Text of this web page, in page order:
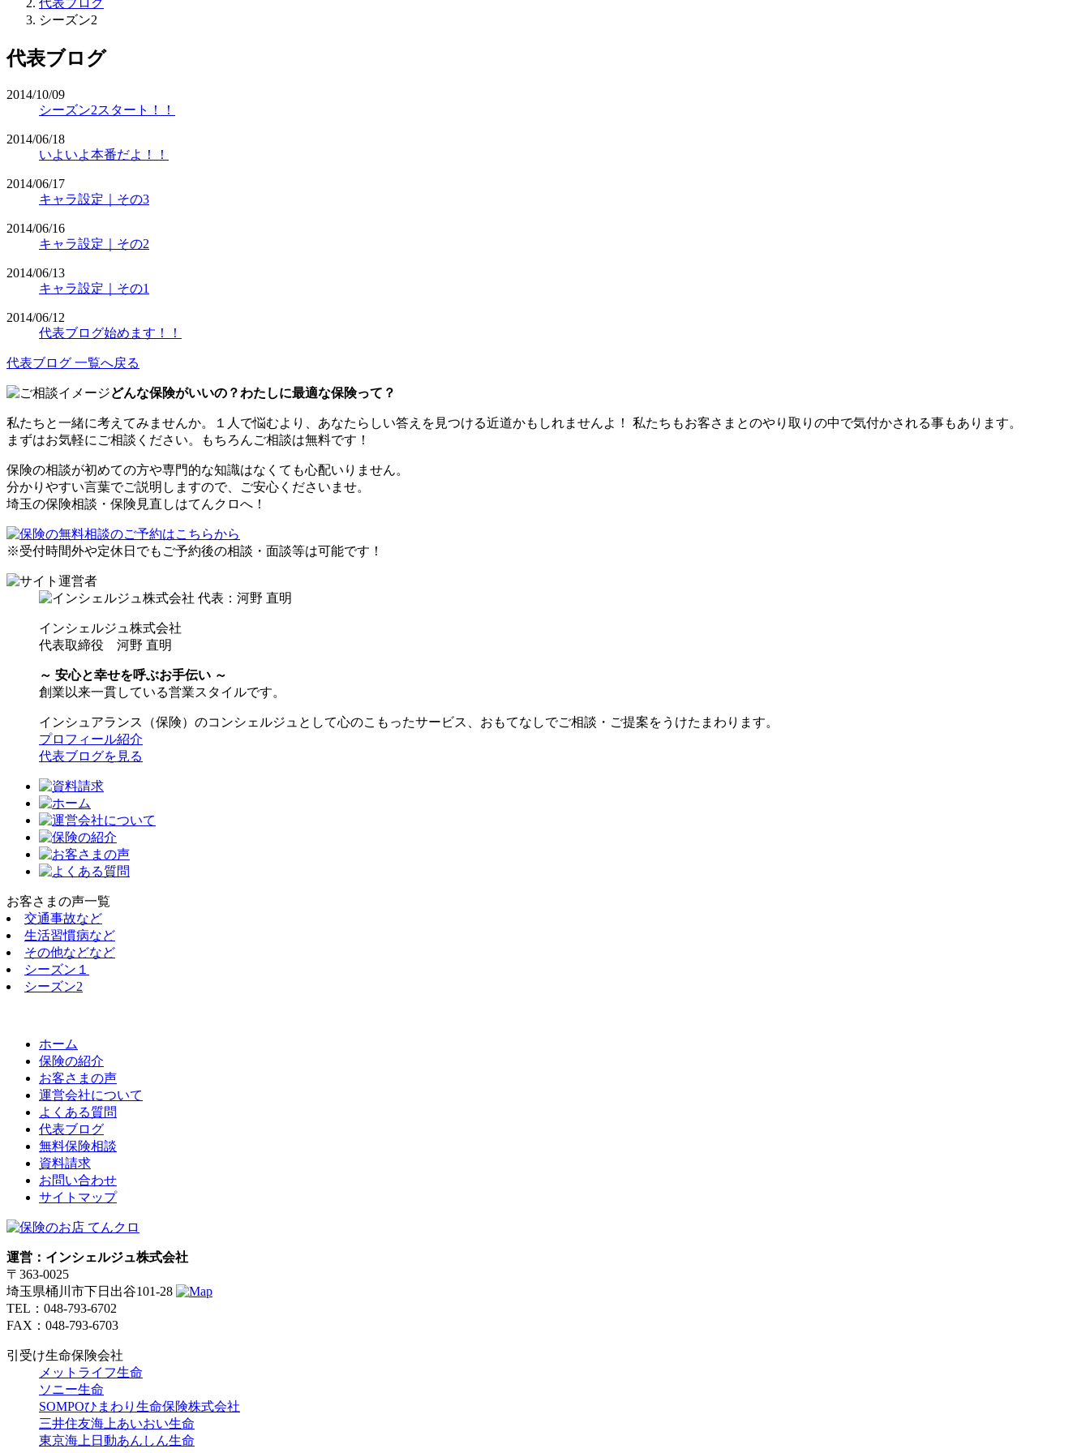
シーズン2
代表ブログ
2014/10/09
シーズン2スタート！！
2014/06/18
いよいよ本番だよ！！
2014/06/17
キャラ設定｜その3
2014/06/16
キャラ設定｜その2
2014/06/13
キャラ設定｜その1
2014/06/12
代表ブログ始めます！！
代表ブログ 一覧へ戻る
どんな保険がいいの？わたしに最適な保険って？
私たちと一緒に考えてみませんか。１人で悩むより、あなたらしい答えを見つける近道かもしれませんよ！ 私たちもお客さまとのやり取りの中で気付かされる事もあります。
まずはお気軽にご相談ください。もちろんご相談は無料です！
保険の相談が初めての方や専門的な知識はなくても心配いりません。
分かりやすい言葉でご説明しますので、ご安心くださいませ。
埼玉の保険相談・保険見直しはてんクロへ！
※受付時間外や定休日でもご予約後の相談・面談等は可能です！
インシェルジュ株式会社
代表取締役 河野 直明
～ 安心と幸せを呼ぶお手伝い ～
創業以来一貫している営業スタイルです。
インシュアランス（保険）のコンシェルジュとして心のこもったサービス、おもてなしでご相談・ご提案をうけたまわります。
プロフィール紹介
代表ブログを見る
お客さまの声一覧
交通事故など
生活習慣病など
その他などなど
シーズン１
シーズン2
ホーム
保険の紹介
お客さまの声
運営会社について
よくある質問
代表ブログ
無料保険相談
資料請求
お問い合わせ
サイトマップ
運営：インシェルジュ株式会社
〒363-0025
埼玉県桶川市下日出谷101-28
TEL：048-793-6702
FAX：048-793-6703
引受け生命保険会社
メットライフ生命
ソニー生命
SOMPOひまわり生命保険株式会社
三井住友海上あいおい生命
東京海上日動あんしん生命